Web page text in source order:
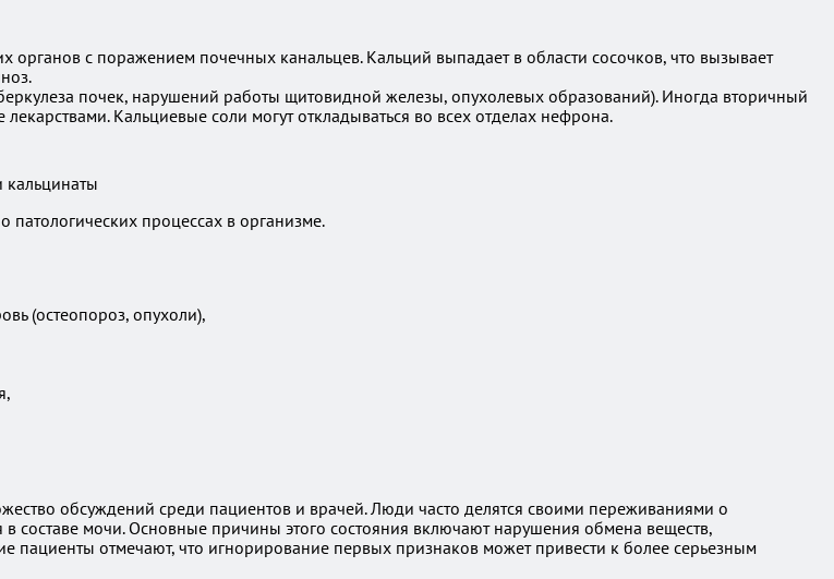
с поражением почечных канальцев. Кальций выпадает в области сосочков, что вызывает
почек, нарушений работы щитовидной железы, опухолевых образований). Иногда вторичный
Кальциевые соли могут откладываться во всех отделах нефрона.
процессах в организме.
(остеопороз, опухоли),
обсуждений среди пациентов и врачей. Люди часто делятся своими переживаниями о
составе мочи. Основные причины этого состояния включают нарушения обмена веществ,
пациенты отмечают, что игнорирование первых признаков может привести к более серьезным